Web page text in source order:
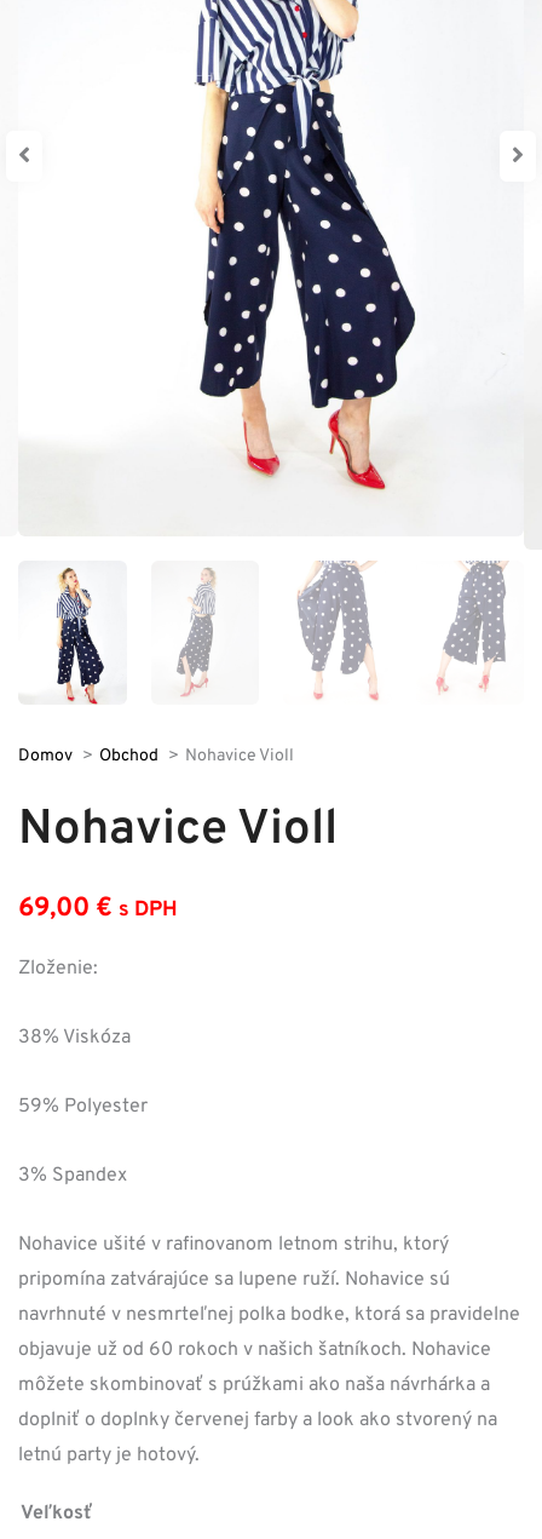
Domov Obchod Nohavice Violl
Nohavice Violl
69,00 € s DPH
Zloženie:
38% Viskóza
59% Polyester
3% Spandex
Nohavice ušité v rafinovanom letnom strihu, ktorý
pripomína zatvárajúce sa lupene ruží. Nohavice sú
navrhnuté v nesmrteľnej polka bodke, ktorá sa pravidelne
objavuje už od 60 rokoch v našich šatníkoch. Nohavice
môžete skombinovať s prúžkami ako naša návrhárka a
doplniť o doplnky červenej farby a look ako stvorený na
letnú party je hotový.
Veľkosť